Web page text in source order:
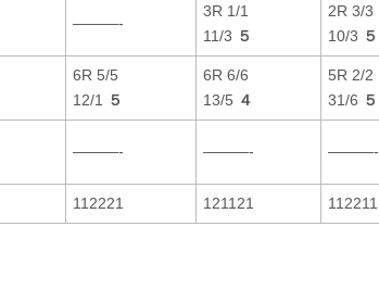
———-
3R 1/1
11/3 ５
2R 3/3
10/3 ５
6R 5/5
12/1
５
6R 6/6
13/5 ４
5R 2/2
31/6 ５
———- ———- ———-
112221 121121 112211